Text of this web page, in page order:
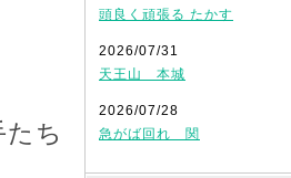
ち
頭良く頑張る たかす
2026/07/31
天王山 本城
2026/07/28
急がば回れ 関